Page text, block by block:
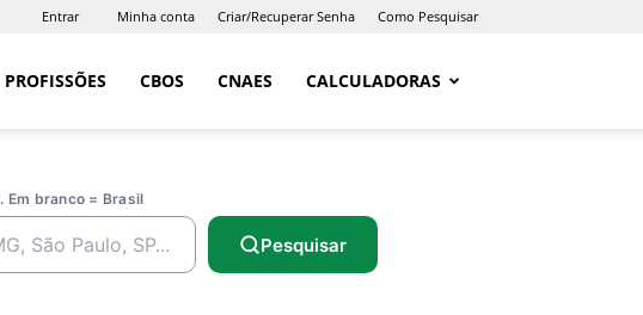
Entrar Minha conta Criar/Recuperar Senha Como Pesquisar
PROFISSÕES CBOS CNAES CALCULADORAS
. Em branco = Brasil
Pesquisar